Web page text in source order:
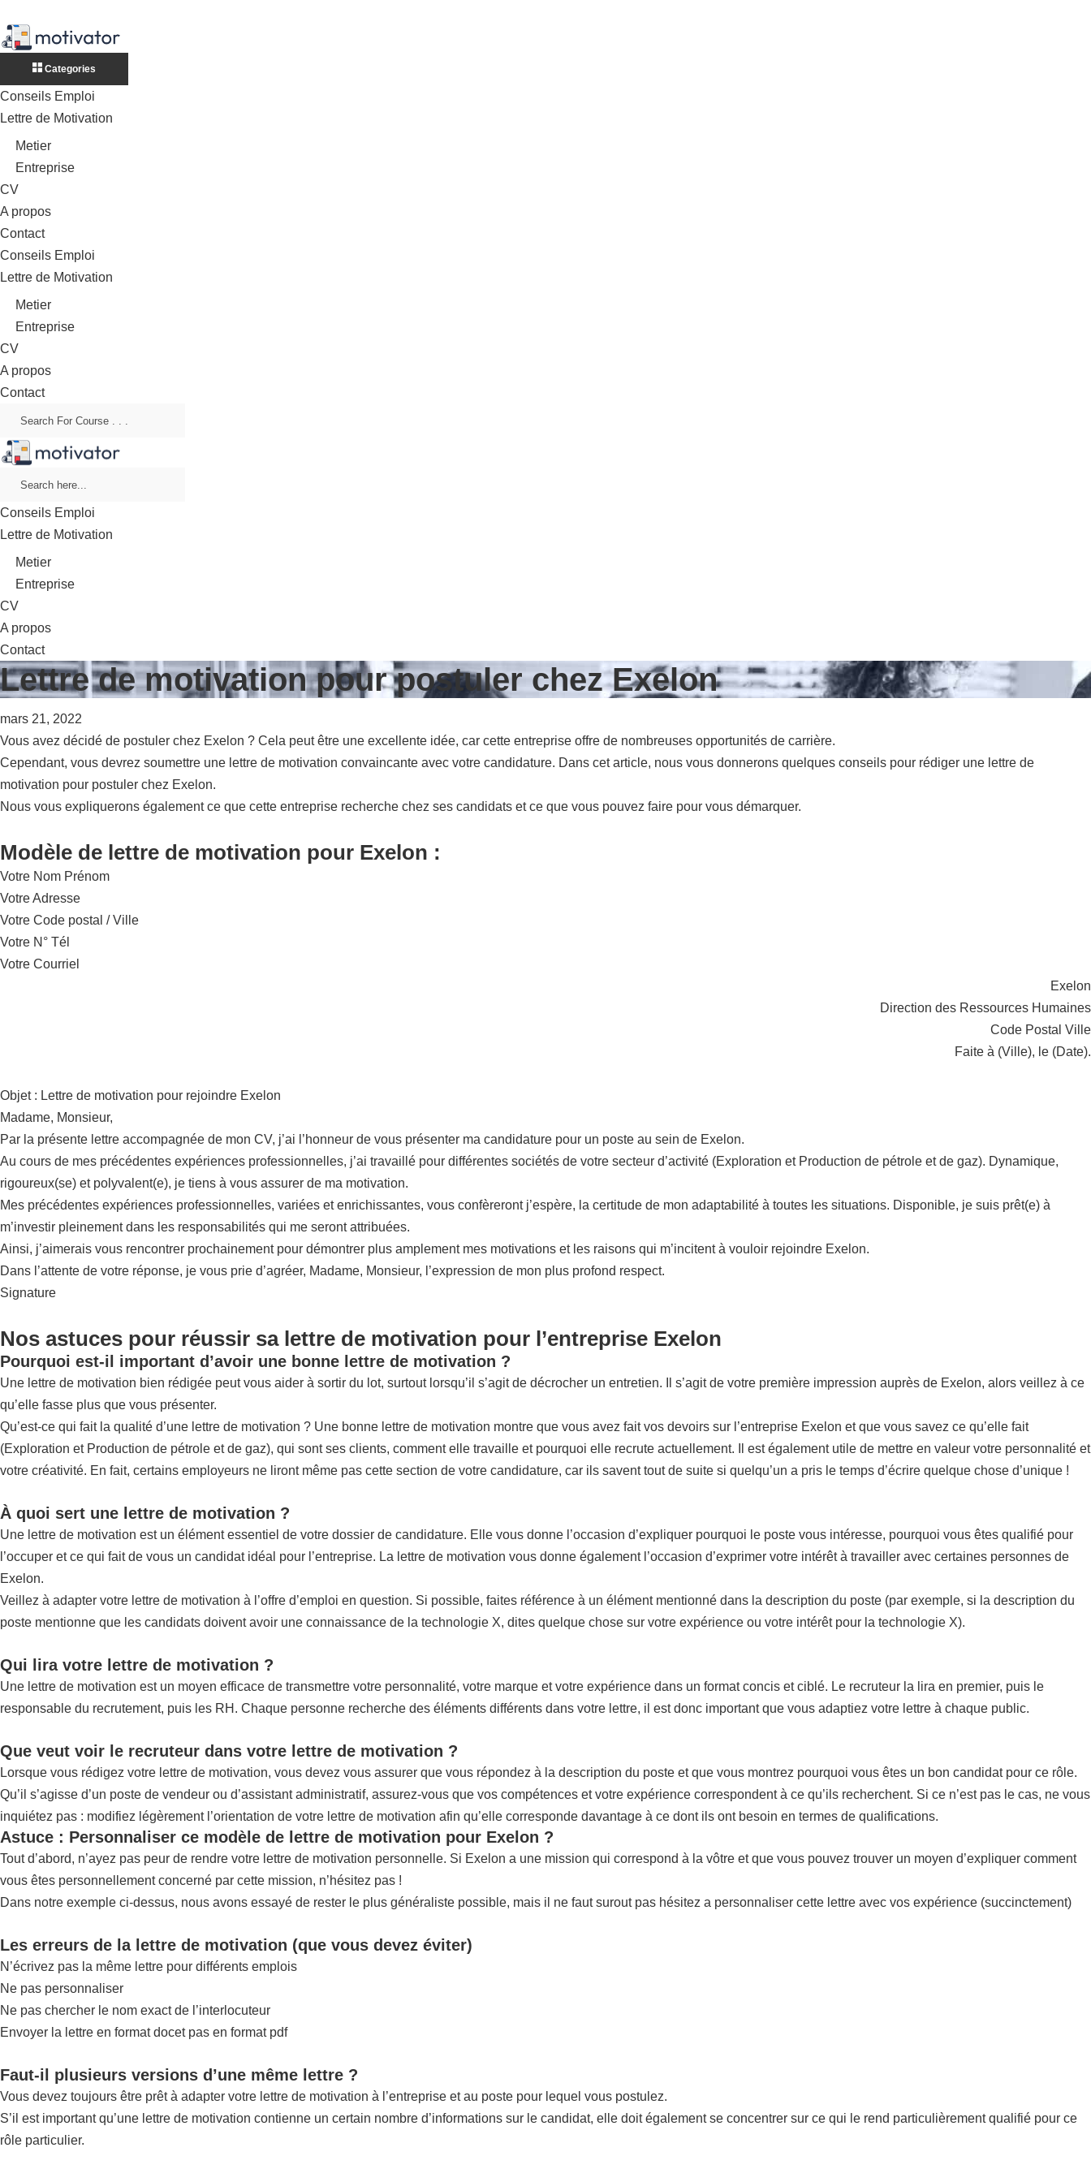
Categories
Conseils Emploi
Lettre de Motivation
Metier
Entreprise
CV
A propos
Contact
Conseils Emploi
Lettre de Motivation
Metier
Entreprise
CV
A propos
Contact
Conseils Emploi
Lettre de Motivation
Metier
Entreprise
CV
A propos
Contact
Lettre de motivation pour postuler chez Exelon
mars 21, 2022
Vous avez décidé de postuler chez Exelon ? Cela peut être une excellente idée, car cette entreprise offre de nombreuses opportunités de carrière.
Cependant, vous devrez soumettre une lettre de motivation convaincante avec votre candidature. Dans cet article, nous vous donnerons quelques conseils pour rédiger une lettre de
motivation pour postuler chez Exelon.
Nous vous expliquerons également ce que cette entreprise recherche chez ses candidats et ce que vous pouvez faire pour vous démarquer.
Modèle de lettre de motivation pour Exelon :
Votre Nom Prénom
Votre Adresse
Votre Code postal / Ville
Votre N° Tél
Votre Courriel
Exelon
Direction des Ressources Humaines
Code Postal Ville
Faite à (Ville), le (Date).
Objet : Lettre de motivation pour rejoindre Exelon
Madame, Monsieur,
Par la présente lettre accompagnée de mon CV, j’ai l’honneur de vous présenter ma candidature pour un poste au sein de Exelon.
Au cours de mes précédentes expériences professionnelles, j’ai travaillé pour différentes sociétés de votre secteur d’activité (Exploration et Production de pétrole et de gaz). Dynamique,
rigoureux(se) et polyvalent(e), je tiens à vous assurer de ma motivation.
Mes précédentes expériences professionnelles, variées et enrichissantes, vous confèreront j’espère, la certitude de mon adaptabilité à toutes les situations. Disponible, je suis prêt(e) à
m’investir pleinement dans les responsabilités qui me seront attribuées.
Ainsi, j’aimerais vous rencontrer prochainement pour démontrer plus amplement mes motivations et les raisons qui m’incitent à vouloir rejoindre Exelon.
Dans l’attente de votre réponse, je vous prie d’agréer, Madame, Monsieur, l’expression de mon plus profond respect.
Signature
Nos astuces pour réussir sa lettre de motivation pour l’entreprise Exelon
Pourquoi est-il important d’avoir une bonne lettre de motivation ?
Une lettre de motivation bien rédigée peut vous aider à sortir du lot, surtout lorsqu’il s’agit de décrocher un entretien. Il s’agit de votre première impression auprès de Exelon, alors veillez à ce
qu’elle fasse plus que vous présenter.
Qu’est-ce qui fait la qualité d’une lettre de motivation ? Une bonne lettre de motivation montre que vous avez fait vos devoirs sur l’entreprise Exelon et que vous savez ce qu’elle fait
(Exploration et Production de pétrole et de gaz), qui sont ses clients, comment elle travaille et pourquoi elle recrute actuellement. Il est également utile de mettre en valeur votre personnalité et
votre créativité. En fait, certains employeurs ne liront même pas cette section de votre candidature, car ils savent tout de suite si quelqu’un a pris le temps d’écrire quelque chose d’unique !
À quoi sert une lettre de motivation ?
Une lettre de motivation est un élément essentiel de votre dossier de candidature. Elle vous donne l’occasion d’expliquer pourquoi le poste vous intéresse, pourquoi vous êtes qualifié pour
l’occuper et ce qui fait de vous un candidat idéal pour l’entreprise. La lettre de motivation vous donne également l’occasion d’exprimer votre intérêt à travailler avec certaines personnes de
Exelon.
Veillez à adapter votre lettre de motivation à l’offre d’emploi en question. Si possible, faites référence à un élément mentionné dans la description du poste (par exemple, si la description du
poste mentionne que les candidats doivent avoir une connaissance de la technologie X, dites quelque chose sur votre expérience ou votre intérêt pour la technologie X).
Qui lira votre lettre de motivation ?
Une lettre de motivation est un moyen efficace de transmettre votre personnalité, votre marque et votre expérience dans un format concis et ciblé. Le recruteur la lira en premier, puis le
responsable du recrutement, puis les RH. Chaque personne recherche des éléments différents dans votre lettre, il est donc important que vous adaptiez votre lettre à chaque public.
Que veut voir le recruteur dans votre lettre de motivation ?
Lorsque vous rédigez votre lettre de motivation, vous devez vous assurer que vous répondez à la description du poste et que vous montrez pourquoi vous êtes un bon candidat pour ce rôle.
Qu’il s’agisse d’un poste de vendeur ou d’assistant administratif, assurez-vous que vos compétences et votre expérience correspondent à ce qu’ils recherchent. Si ce n’est pas le cas, ne vous
inquiétez pas : modifiez légèrement l’orientation de votre lettre de motivation afin qu’elle corresponde davantage à ce dont ils ont besoin en termes de qualifications.
Astuce : Personnaliser ce modèle de lettre de motivation pour Exelon ?
Tout d’abord, n’ayez pas peur de rendre votre lettre de motivation personnelle. Si Exelon a une mission qui correspond à la vôtre et que vous pouvez trouver un moyen d’expliquer comment
vous êtes personnellement concerné par cette mission, n’hésitez pas !
Dans notre exemple ci-dessus, nous avons essayé de rester le plus généraliste possible, mais il ne faut surout pas hésitez a personnaliser cette lettre avec vos expérience (succinctement)
Les erreurs de la lettre de motivation (que vous devez éviter)
N’écrivez pas la même lettre pour différents emplois
Ne pas personnaliser
Ne pas chercher le nom exact de l’interlocuteur
Envoyer la lettre en format docet pas en format pdf
Faut-il plusieurs versions d’une même lettre ?
Vous devez toujours être prêt à adapter votre lettre de motivation à l’entreprise et au poste pour lequel vous postulez.
S’il est important qu’une lettre de motivation contienne un certain nombre d’informations sur le candidat, elle doit également se concentrer sur ce qui le rend particulièrement qualifié pour ce
rôle particulier.